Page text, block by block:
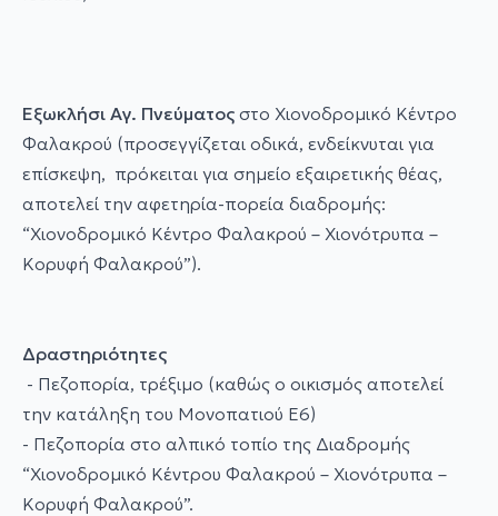
Εξωκλήσι Αγ. Πνεύματος στο Χιονοδρομικό Κέντρο
Φαλακρού (προσεγγίζεται οδικά, ενδείκνυται για
επίσκεψη, πρόκειται για σημείο εξαιρετικής θέας,
αποτελεί την αφετηρία-πορεία διαδρομής:
“Χιονοδρομικό Κέντρο Φαλακρού – Χιονότρυπα –
Κορυφή Φαλακρού”).
Δραστηριότητες
- Πεζοπορία, τρέξιμο (καθώς ο οικισμός αποτελεί
την κατάληξη του Μονοπατιού Ε6)
- Πεζοπορία στο αλπικό τοπίο της Διαδρομής
“Χιονοδρομικό Κέντρου Φαλακρού – Χιονότρυπα –
Κορυφή Φαλακρού”.